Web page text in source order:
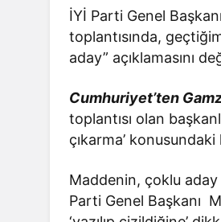
İYİ Parti Genel
toplantısında,
aday” açıklamasını
Cumhuriyet’ten
toplantısı olan
çıkarma’
Maddenin, çoklu aday
Parti Genel Başkanı